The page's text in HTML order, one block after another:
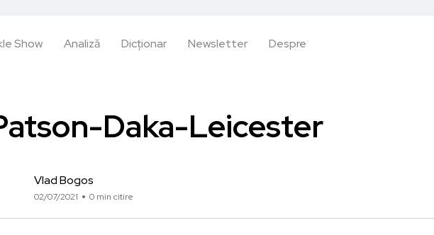
Show Analiză Dicționar Newsletter Despre
Daka-Leicester
Vlad Bogos
02/07/2021 0 min citire